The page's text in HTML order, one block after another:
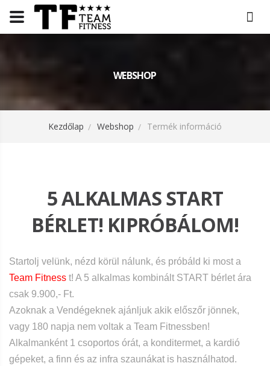
WEBSHOP
Kezdőlap Webshop Termék információ
5 ALKALMAS START
BÉRLET! KIPRÓBÁLOM!
Startolj velünk, nézd körül nálunk, és próbáld ki most a
Team Fitness t! A 5 alkalmas kombinált START bérlet ára
csak 9.900,- Ft.
Azoknak a Vendégeknek ajánljuk akik előszőr jönnek,
vagy 180 napja nem voltak a Team Fitnessben!
Alkalmanként 1 csoportos órát, a konditermet, a kardió
gépeket, a finn és az infra szaunákat is használhatod.